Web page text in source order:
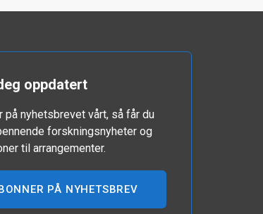
oppdatert
på nyhetsbrevet vårt, så får du
forskningsnyheter og
til arrangementer.
PÅ NYHETSBREV